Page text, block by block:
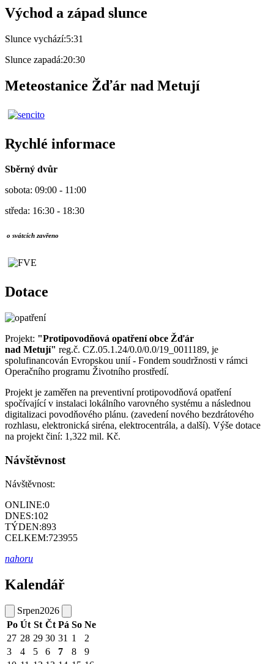
Východ a západ slunce
Slunce vychází:5:31
Slunce zapadá:20:30
Meteostanice Žďár nad Metují
Rychlé informace
Sběrný dvůr
sobota: 09:00 - 11:00
středa: 16:30 - 18:30
o svátcích zavřeno
Dotace
Projekt: "Protipovodňová opatření obce Žďár
nad Metují" reg.č. CZ.05.1.24/0.0/0.0/19_0011189, je
spolufinancován Evropskou unií - Fondem soudržnosti v rámci
Operačního programu Životního prostředí.
Projekt je zaměřen na preventivní protipovodňová opatření
spočívající v instalaci lokálního varovného systému a následnou
digitalizaci povodňového plánu. (zavedení nového bezdrátového
rozhlasu, elektronická siréna, elektrocentrála, a další). Výše dotace
na projekt činí: 1,322 mil. Kč.
Návštěvnost
Návštěvnost:
ONLINE:0
DNES:102
TÝDEN:893
CELKEM:723955
nahoru
Kalendář
Srpen2026
Po Út St Čt Pá So Ne
27 28 29 30 31 1
2
3
4 5 6 7 8
9